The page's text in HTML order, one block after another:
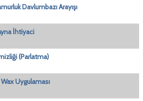
Davlumbazı Arayışı
İhtiyaci
(Parlatma)
Uygulaması